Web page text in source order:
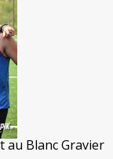
au Blanc Gravier